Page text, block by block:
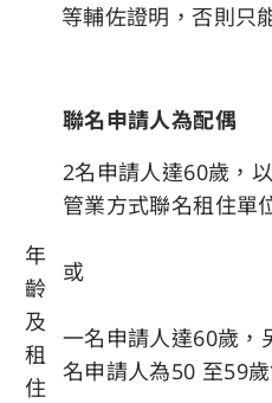
等輔佐證明，否則只
聯名申請人為配偶
年
齡
及
租
住
2名申請人達60歲，
管業方式聯名租住單
或
一名申請人達60歲，
名申請人為50 至59